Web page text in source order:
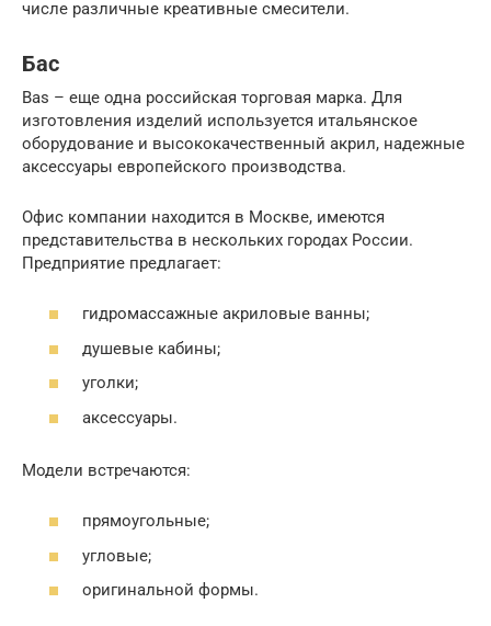
числе различные креативные смесители.
Бас
Bas – еще одна российская торговая марка. Для
изготовления изделий используется итальянское
оборудование и высококачественный акрил, надежные
аксессуары европейского производства.
Офис компании находится в Москве, имеются
представительства в нескольких городах России.
Предприятие предлагает:
гидромассажные акриловые ванны;
душевые кабины;
уголки;
аксессуары.
Модели встречаются:
прямоугольные;
угловые;
оригинальной формы.